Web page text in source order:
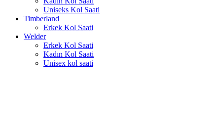
Uniseks Kol Saati
Timberland
Erkek Kol Saati
Welder
Erkek Kol Saati
Kadın Kol Saati
Unisex kol saati